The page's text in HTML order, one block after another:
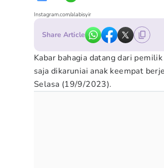
Instagram.com/alabisyir
Share Article
Kabar bahagia datang dari
saja dikaruniai anak keempat
Selasa (19/9/2023).